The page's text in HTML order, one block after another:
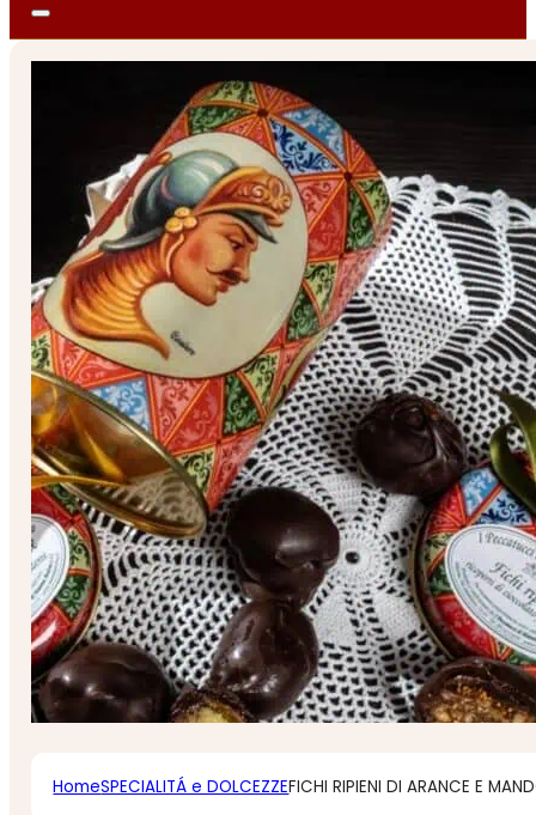
HomeSPECIALITÁ e DOLCEZZEFICHI RIPIENI DI ARANCE E